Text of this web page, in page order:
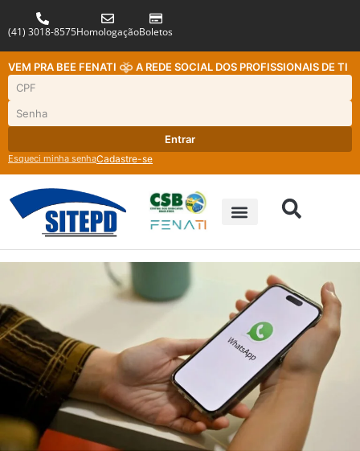
(41) 3018-8575HomologaçãoBoletos
VEM PRA BEE FENATI A REDE SOCIAL DOS PROFISSIONAIS DE TI
Entrar
Esqueci minha senhaCadastre-se